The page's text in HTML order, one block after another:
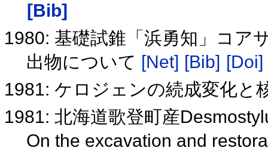
[Bib]
1980: 基礎試錐「浜勇知」コア
出物について [Net] [Bib] [Doi]
1981: ケロジェンの続成変化と
1981: 北海道歌登町産
On the excavation and